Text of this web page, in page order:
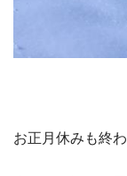
お正月休みも終